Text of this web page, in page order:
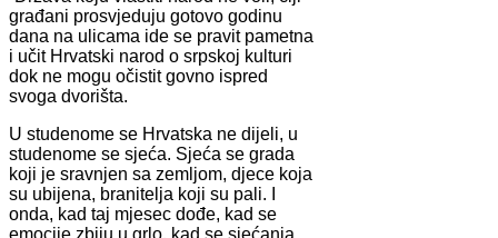
građani prosvjeduju gotovo godinu
dana na ulicama ide se pravit pametna
i učit Hrvatski narod o srpskoj kulturi
dok ne mogu očistit govno ispred
svoga dvorišta.
U studenome se Hrvatska ne dijeli, u
studenome se sjeća. Sjeća se grada
koji je sravnjen sa zemljom, djece koja
su ubijena, branitelja koji su pali. I
onda, kad taj mjesec dođe, kad se
emocije zbiju u grlo, kad se sjećanja